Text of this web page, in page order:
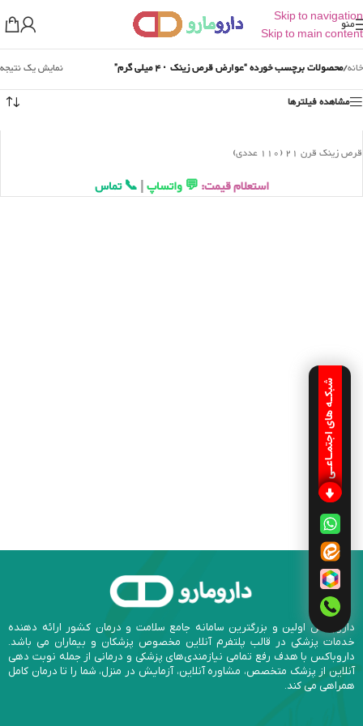
Skip to navigation
Skip to main content
منو
خانه/محصولات برچسب خورده “عوارض قرص زینک ۴۰ میلی گرم”
نمایش یک نتیجه
مشاهده فیلترها
قرص زینک قرن 21 (110 عددی)
استعلام قیمت:💬 واتساپ|📞 تماس
داروباکس اولین و بزرگترین سامانه جامع سلامت و درمان کشور ارائه دهنده
خدمات پزشکی در قالب پلتفرم آنلاین مخصوص پزشکان و بیماران می باشد.
داروباکس با هدف رفع تمامی نیازمندی‌های پزشکی و درمانی از جمله نوبت دهی
آنلاین از پزشک متخصص، مشاوره آنلاین، آزمایش در منزل، شما را تا درمان کامل
همراهی می کند.
شبکـه های اجتمـاعـی